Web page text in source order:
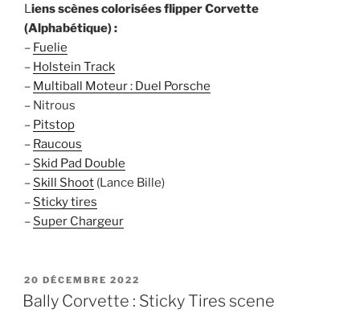
Liens scènes colorisées flipper Corvette
(Alphabétique) :
– Fuelie
– Holstein Track
– Multiball Moteur : Duel Porsche
– Nitrous
– Pitstop
– Raucous
– Skid Pad Double
– Skill Shoot (Lance Bille)
– Sticky tires
– Super Chargeur
PUBLIÉ
LE
20 DÉCEMBRE 2022
Bally Corvette : Sticky Tires scene